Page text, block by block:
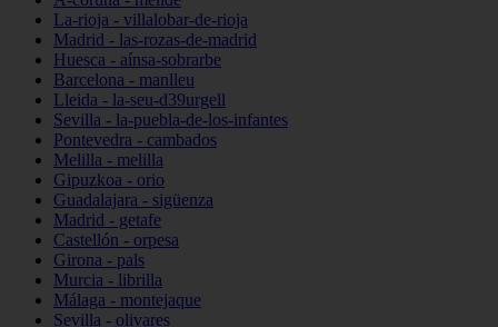
La-rioja - villalobar-de-rioja
Madrid - las-rozas-de-madrid
Huesca - aínsa-sobrarbe
Barcelona - manlleu
Lleida - la-seu-d39urgell
Sevilla - la-puebla-de-los-infantes
Pontevedra - cambados
Melilla - melilla
Gipuzkoa - orio
Guadalajara - sigüenza
Madrid - getafe
Castellón - orpesa
Girona - pals
Murcia - librilla
Málaga - montejaque
Sevilla - olivares